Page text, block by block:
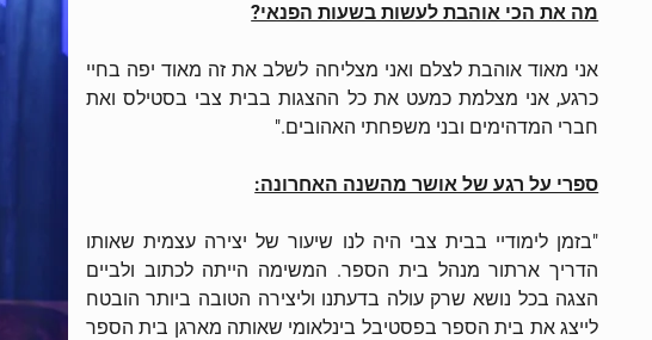
מה את הכי אוהבת לעשות בשעות הפנאי?
אני מאוד אוהבת לצלם ואני מצליחה לשלב את זה מאוד יפה בחיי
כרגע, אני מצלמת כמעט את כל ההצגות בבית צבי בסטילס ואת
חברי המדהימים ובני משפחתי האהובים."
ספרי על רגע של אושר מהשנה האחרונה:
"בזמן לימודיי בבית צבי היה לנו שיעור של יצירה עצמית שאותו
הדריך ארתור מנהל בית הספר. המשימה הייתה לכתוב ולביים
הצגה בכל נושא שרק עולה בדעתנו וליצירה הטובה ביותר הובטח
לייצג את בית הספר בפסטיבל בינלאומי שאותה מארגן בית הספר